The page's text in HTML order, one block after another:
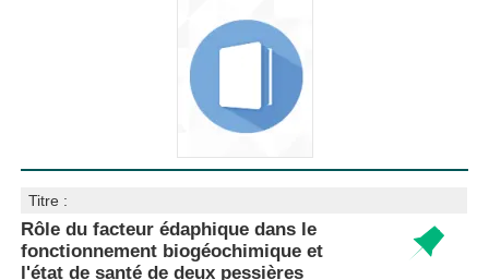
Titre :
Rôle du facteur édaphique dans le
fonctionnement biogéochimique et
l'état de santé de deux pessières